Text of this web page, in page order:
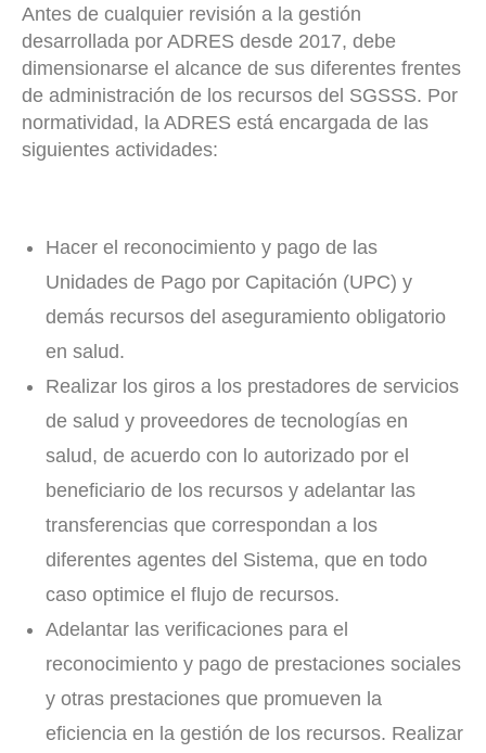
Antes de cualquier revisión a la gestión
desarrollada por ADRES desde 2017, debe
dimensionarse el alcance de sus diferentes frentes
de administración de los recursos del SGSSS. Por
normatividad, la ADRES está encargada de las
siguientes actividades:
Hacer el reconocimiento y pago de las
Unidades de Pago por Capitación (UPC) y
demás recursos del aseguramiento obligatorio
en salud.
Realizar los giros a los prestadores de servicios
de salud y proveedores de tecnologías en
salud, de acuerdo con lo autorizado por el
beneficiario de los recursos y adelantar las
transferencias que correspondan a los
diferentes agentes del Sistema, que en todo
caso optimice el flujo de recursos.
Adelantar las verificaciones para el
reconocimiento y pago de prestaciones sociales
y otras prestaciones que promueven la
eficiencia en la gestión de los recursos. Realizar